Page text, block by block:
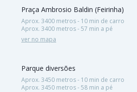
Praça Ambrosio Baldin (Feirinha)
Aprox. 3400 metros - 10 min de carro
Aprox. 3400 metros - 57 min a pé
ver no mapa
Parque diversões
Aprox. 3450 metros - 10 min de carro
Aprox. 3450 metros - 58 min a pé